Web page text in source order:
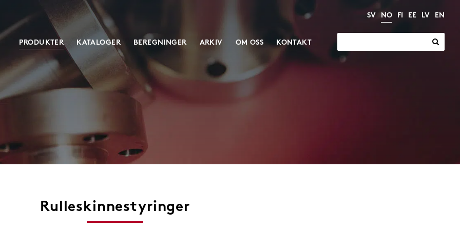
SV NO FI EE LV EN
PRODUKTER
Maskindeler
Akselkoblinger
Tannhjul
Måletannstenger & hjul
Skruejekker
Spesial
Elektriske
aktuatorer
KATALOGER BEREGNINGER ARKIV OM OSS KONTAKT
etter:
Rulleskinnestyringer